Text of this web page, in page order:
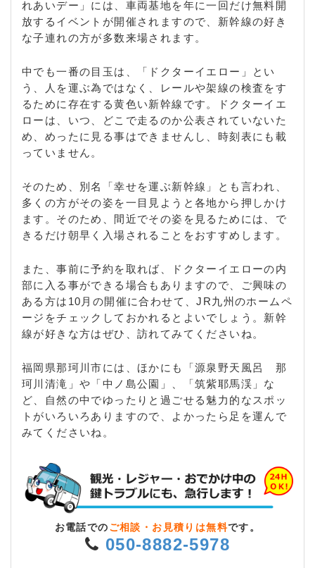
れあいデー」には、車両基地を年に一回だけ無料開
放するイベントが開催されますので、新幹線の好き
な子連れの方が多数来場されます。
中でも一番の目玉は、「ドクターイエロー」とい
う、人を運ぶ為ではなく、レールや架線の検査をす
るために存在する黄色い新幹線です。ドクターイエ
ローは、いつ、どこで走るのか公表されていないた
め、めったに見る事はできませんし、時刻表にも載
っていません。
そのため、別名「幸せを運ぶ新幹線」とも言われ、
多くの方がその姿を一目見ようと各地から押しかけ
ます。そのため、間近でその姿を見るためには、で
きるだけ朝早く入場されることをおすすめします。
また、事前に予約を取れば、ドクターイエローの内
部に入る事ができる場合もありますので、ご興味の
ある方は10月の開催に合わせて、JR九州のホームペ
ージをチェックしておかれるとよいでしょう。新幹
線が好きな方はぜひ、訪れてみてくださいね。
福岡県那珂川市には、ほかにも「源泉野天風呂 那
珂川清滝」や「中ノ島公園」、「筑紫耶馬渓」な
ど、自然の中でゆったりと過ごせる魅力的なスポッ
トがいろいろありますので、よかったら足を運んで
みてくださいね。
お電話での ご相談・お見積りは無料です。
050-8882-5978